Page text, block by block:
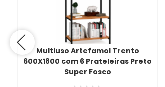
Multiuso Artefamol Trento
600X1800 com 6 Prateleiras Preto
Super Fosco